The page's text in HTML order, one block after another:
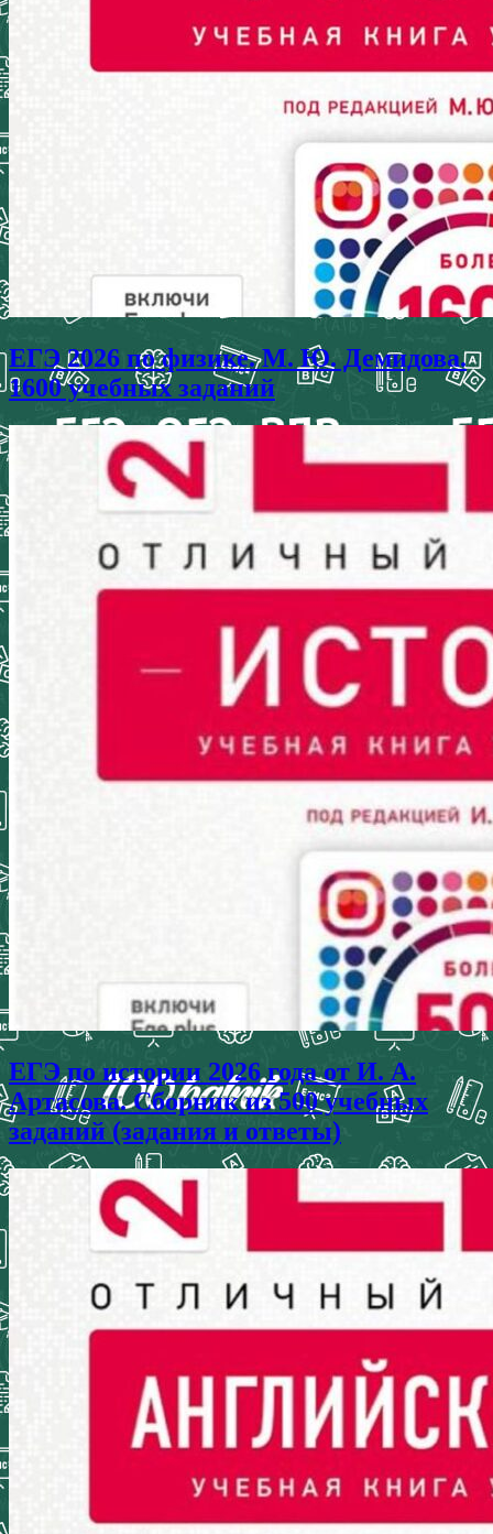
ЕГЭ 2026 по физике. М. Ю. Демидова.
1600 учебных заданий
ЕГЭ по истории 2026 года от И. А.
Артасова. Сборник из 500 учебных
заданий (задания и ответы)